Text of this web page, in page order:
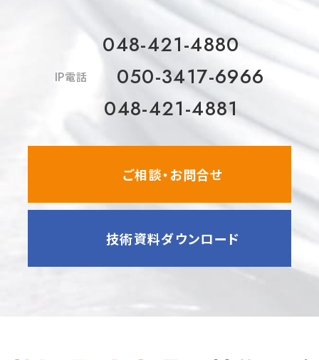
048-421-4880
IP電話
050-3417-6966
048-421-4881
ご相談・お問合せ
技術資料ダウンロード